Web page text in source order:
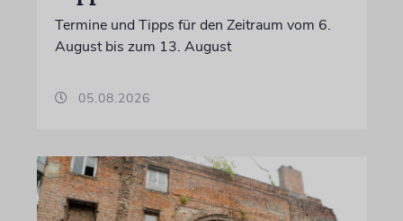
Termine und Tipps für den Zeitraum vom 6.
August bis zum 13. August
05.08.2026